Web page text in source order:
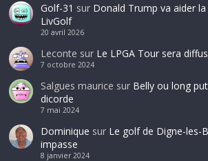
Golf-31 sur Donald Trump va aider
LivGolf
20 avril 2026
Leconte sur Le LPGA Tour sera
7 octobre 2024
Salgues maurice sur Belly ou long
dicorde
7 mai 2024
Dominique sur Le golf de Digne-les-
impasse
8 janvier 2024